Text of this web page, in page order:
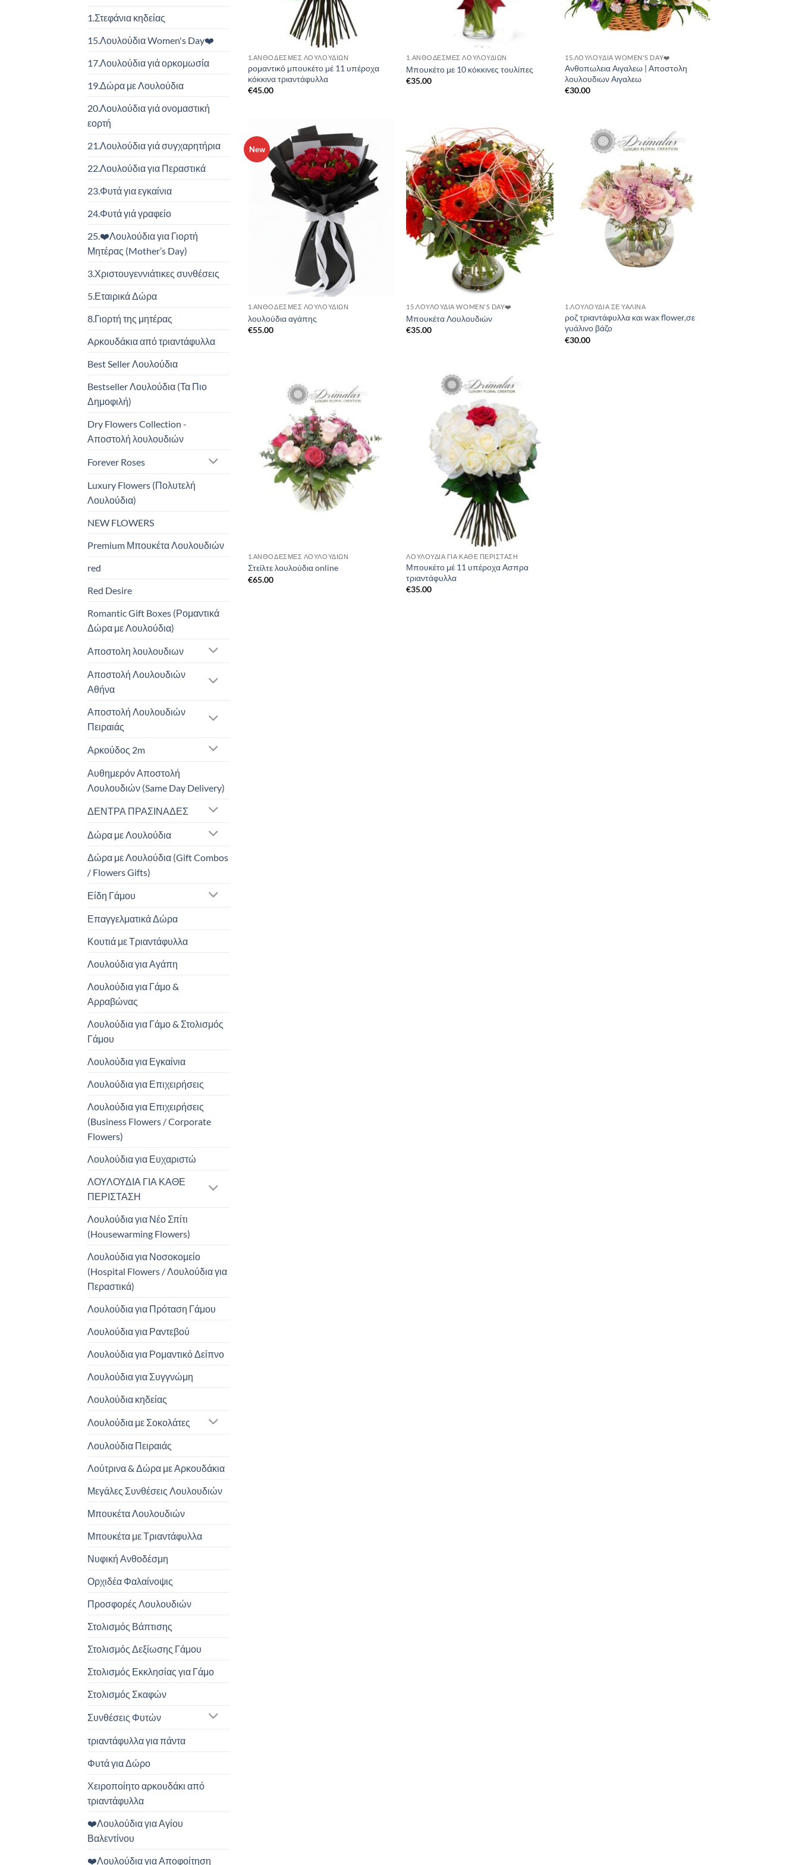
1.Στεφάνια κηδείας
15.Λουλούδια Women's Day❤️
17.Λουλούδια γιά ορκομωσία
19.Δώρα με Λουλούδια
20.Λουλούδια γιά ονομαστική
εορτή
21.Λουλούδια γιά συγχαρητήρια
22.Λουλούδια για Περαστικά
23.Φυτά για εγκαίνια
24.Φυτά γιά γραφείο
25.❤️Λουλούδια για Γιορτή
Μητέρας (Mother’s Day)
3.Χριστουγεννιάτικες συνθέσεις
5.Εταιρικά Δώρα
8.Γιορτή της μητέρας
Aρκουδάκια από τριαντάφυλλα
Best Seller Λουλούδια
Bestseller Λουλούδια (Τα Πιο
Δημοφιλή)
Dry Flowers Collection -
Αποστολή λουλουδιών
Forever Roses
Luxury Flowers (Πολυτελή
Λουλούδια)
NEW FLOWERS
Premium Μπουκέτα Λουλουδιών
red
Red Desire
Romantic Gift Boxes (Ρομαντικά
Δώρα με Λουλούδια)
Αποστολη λουλουδιων
Αποστολή Λουλουδιών
Αθήνα
Αποστολή Λουλουδιών
Πειραιάς
Αρκούδος 2m
Αυθημερόν Αποστολή
Λουλουδιών (Same Day Delivery)
ΔΕΝΤΡΑ ΠΡΑΣΙΝΑΔΕΣ
Δώρα με Λουλούδια
Δώρα με Λουλούδια (Gift Combos
/ Flowers Gifts)
Είδη Γάμου
Επαγγελματικά Δώρα
Κουτιά με Τριαντάφυλλα
Λουλούδια για Αγάπη
Λουλούδια για Γάμο &
Αρραβώνας
Λουλούδια για Γάμο & Στολισμός
Γάμου
Λουλούδια για Εγκαίνια
Λουλούδια για Επιχειρήσεις
Λουλούδια για Επιχειρήσεις
(Business Flowers / Corporate
Flowers)
Λουλούδια για Ευχαριστώ
ΛΟΥΛΟΥΔΙΑ ΓΙΑ ΚΑΘΕ
ΠΕΡΙΣΤΑΣΗ
Λουλούδια για Νέο Σπίτι
(Housewarming Flowers)
Λουλούδια για Νοσοκομείο
(Hospital Flowers / Λουλούδια για
Περαστικά)
Λουλούδια για Πρόταση Γάμου
Λουλούδια για Ραντεβού
Λουλούδια για Ρομαντικό Δείπνο
Λουλούδια για Συγγνώμη
Λουλούδια κηδείας
Λουλούδια με Σοκολάτες
Λουλούδια Πειραιάς
Λούτρινα & Δώρα με Αρκουδάκια
Μεγάλες Συνθέσεις Λουλουδιών
Μπουκέτα Λουλουδιών
Μπουκέτα με Τριαντάφυλλα
Νυφική Ανθοδέσμη
Ορχιδέα Φαλαίνοψις
Προσφορές Λουλουδιών
Στολισμός Βάπτισης
Στολισμός Δεξίωσης Γάμου
Στολισμός Εκκλησίας για Γάμο
Στολισμός Σκαφών
Συνθέσεις Φυτών
τριαντάφυλλα για πάντα
Φυτά για Δώρο
Χειροποίητο αρκουδάκι από
τριαντάφυλλα
❤️Λουλούδια για Αγίου
Βαλεντίνου
❤️Λουλούδια για Αποφοίτηση
1.ΑΝΘΟΔΕΣΜΕΣ ΛΟΥΛΟΥΔΙΩΝ
ρομαντικό μπουκέτο μέ 11 υπέροχα
κόκκινα τριαντάφυλλα
€45.00
1.ΑΝΘΟΔΕΣΜΕΣ ΛΟΥΛΟΥΔΙΩΝ
Μπουκέτο με 10 κόκκινες τουλίπες
€35.00
15.ΛΟΥΛΟΎΔΙΑ WOMEN'S DAY❤️
Ανθοπωλεια Αιγαλεω | Αποστολη
λουλουδιων Αιγαλεω
€30.00
New
1.ΑΝΘΟΔΕΣΜΕΣ ΛΟΥΛΟΥΔΙΩΝ
λουλούδια αγάπης
€55.00
15.ΛΟΥΛΟΎΔΙΑ WOMEN'S DAY❤️
Μπουκέτα Λουλουδιών
€35.00
1.ΛΟΥΛΟΎΔΙΑ ΣΈ ΥΆΛΙΝΑ
ροζ τριαντάφυλλα και wax flower,σε
γυάλινο βάζο
€30.00
1.ΑΝΘΟΔΕΣΜΕΣ ΛΟΥΛΟΥΔΙΩΝ
Στείλτε λουλούδια online
€65.00
ΛΟΥΛΟΥΔΙΑ ΓΙΑ ΚΑΘΕ ΠΕΡΙΣΤΑΣΗ
Μπουκέτο μέ 11 υπέροχα Ασπρα
τριαντάφυλλα
€35.00